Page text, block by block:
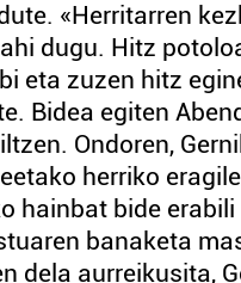
«Herritarren
dugu. Hitz
eta zuzen hitz
Bidea egiten
Ondoren,
herriko
hainbat bide
banaketa
dela aurreikusita,